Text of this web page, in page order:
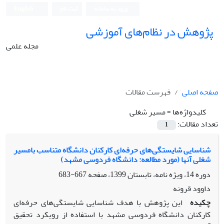
پژوهش در نظام‌های آموزشی
مجله علمی
صفحه اصلی
فهرست مقالات
کلیدواژه‌ها =مسیر شغلی
تعداد مقالات:
1
شناسایی شایستگی‌های حرفه‌ای کارکنان دانشگاه متناسب بامسیر
شغلی آنها (مورد مطالعه: دانشگاه فردوسی مشهد)
دوره 14، ویژه نامه، تابستان 1399، صفحه
667-683
داوود قرونه
چکیده این پژوهش با هدف شناسایی شایستگی‌های حرفه‌ای
کارکنان دانشگاه فردوسی مشهد با استفاده از رویکرد تحقیق